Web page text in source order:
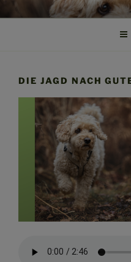
InhaltSPRICH
Weil Verstehen der Anfang
DIE JAGD NACH